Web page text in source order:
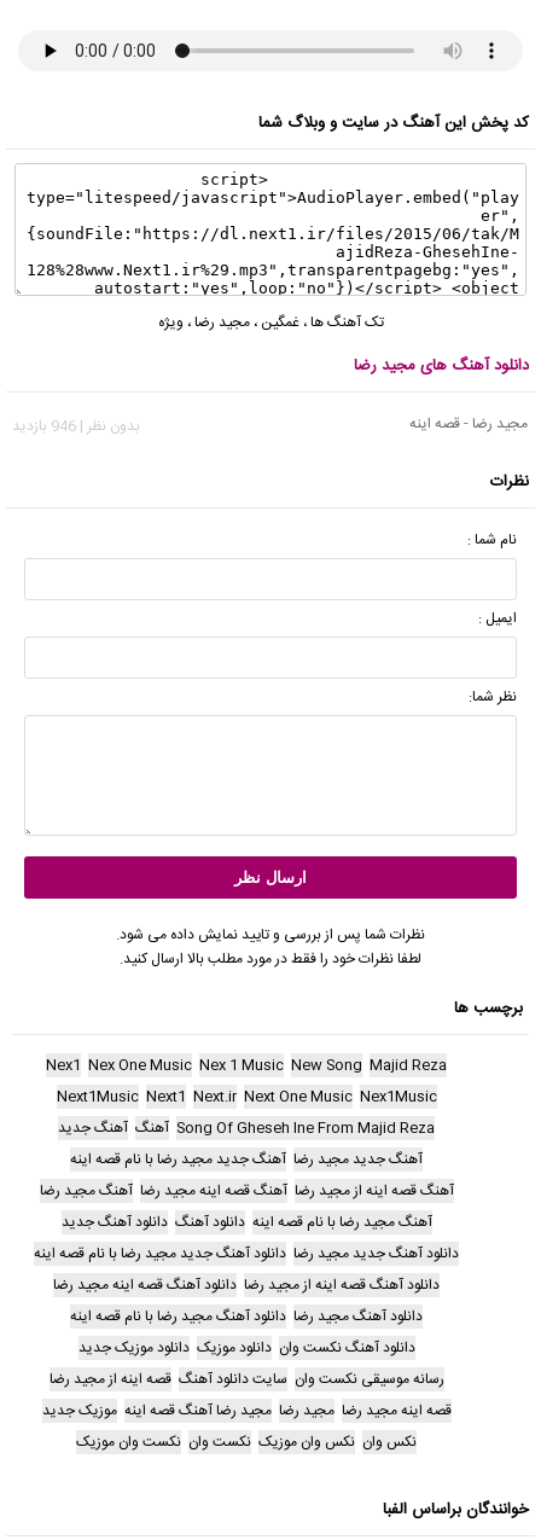
کد پخش این آهنگ در سایت و وبلاگ شما
تک آهنگ ها،غمگین ،مجید رضا، ویژه
دانلود آهنگ های مجید رضا
مجید رضا - قصه اینه بدون نظر | 946 بازدید
نظرات
نام شما :
ایمیل :
نظر شما:
نظرات شما پس از بررسی و تایید نمایش داده می شود.
لطفا نظرات خود را فقط در مورد مطلب بالا ارسال کنید.
برچسب ها
Majid Reza
New Song
Nex 1 Music
Nex One Music
Nex1
Nex1Music
Next One Music
Next.ir
Next1
Next1Music
Song Of Gheseh Ine From Majid Reza آهنگ آهنگ جدید
آهنگ جدید مجید رضا آهنگ جدید مجید رضا با نام قصه اینه
آهنگ قصه اینه از مجید رضا آهنگ قصه اینه مجید رضا آهنگ مجید رضا
آهنگ مجید رضا با نام قصه اینه دانلود آهنگ دانلود آهنگ جدید
دانلود آهنگ جدید مجید رضا دانلود آهنگ جدید مجید رضا با نام قصه اینه
دانلود آهنگ قصه اینه از مجید رضا دانلود آهنگ قصه اینه مجید رضا
دانلود آهنگ مجید رضا دانلود آهنگ مجید رضا با نام قصه اینه
دانلود آهنگ نکست وان دانلود موزیک دانلود موزیک جدید
رسانه موسیقی نکست وان سایت دانلود آهنگ قصه اینه از مجید رضا
قصه اینه مجید رضا مجید رضا مجید رضا آهنگ قصه اینه موزیک جدید
نکس وان نکس وان موزیک نکست وان نکست وان موزیک
خوانندگان براساس الفبا